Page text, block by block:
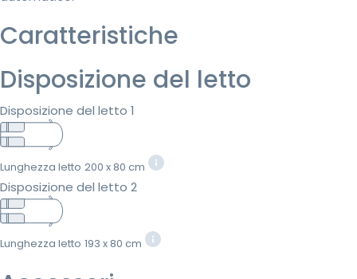
Caratteristiche
Disposizione del letto
Disposizione del letto 1
Lunghezza letto 200 x 80 cm
Disposizione del letto 2
Lunghezza letto 193 x 80 cm